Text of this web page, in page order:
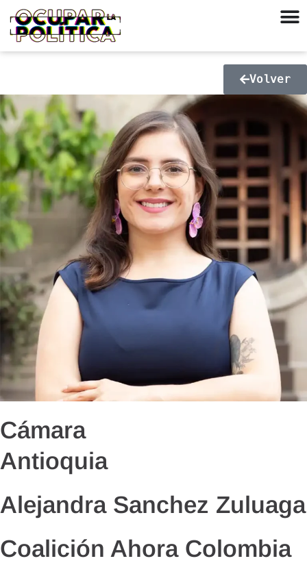
Volver
Cámara
Antioquia
Alejandra Sanchez Zuluaga
Coalición Ahora Colombia